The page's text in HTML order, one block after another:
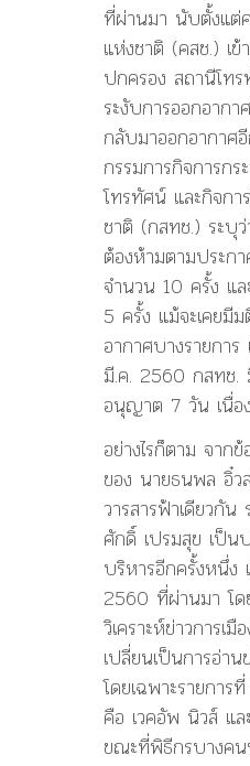
ที่ผ่านมา นับตั้งแต่
แห่งชาติ (คสช.) เ
ปกครอง สถานีโท
ระงับการออกอากา
กลับมาออกอากาศ
กรรมการกิจการกร
โทรทัศน์ และกิจกา
ชาติ (กสทช.) ระบุ
ต้องห้ามตามประ
จำนวน 10 ครั้ง แ
5 ครั้ง แม้จะเคยมี
อากาศบางรายกา
มี.ค. 2560 กสทช.
อนุญาต 7 วัน เนื่อ
อย่างไรก็ตาม จาก
ของ นายธนพล อิ๋
วารสารฟ้าเดียวกัน
ศักดิ์ เปรมสุข เป็น
บริหารอีกครั้งหนึ่ง
2560 ที่ผ่านมา โด
วิเคราะห์ข่าวการเ
เปลี่ยนเป็นการอ่า
โดยเฉพาะรายกา
คือ เวคอัพ นิวส์ แ
ขณะที่พิธีกรบางคน